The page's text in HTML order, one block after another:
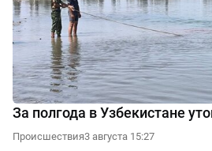
За полгода в Узбекистане
Происшествия3 августа 15:27